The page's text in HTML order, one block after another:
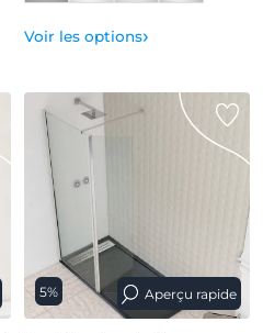
Voir les options›
5% Aperçu rapide